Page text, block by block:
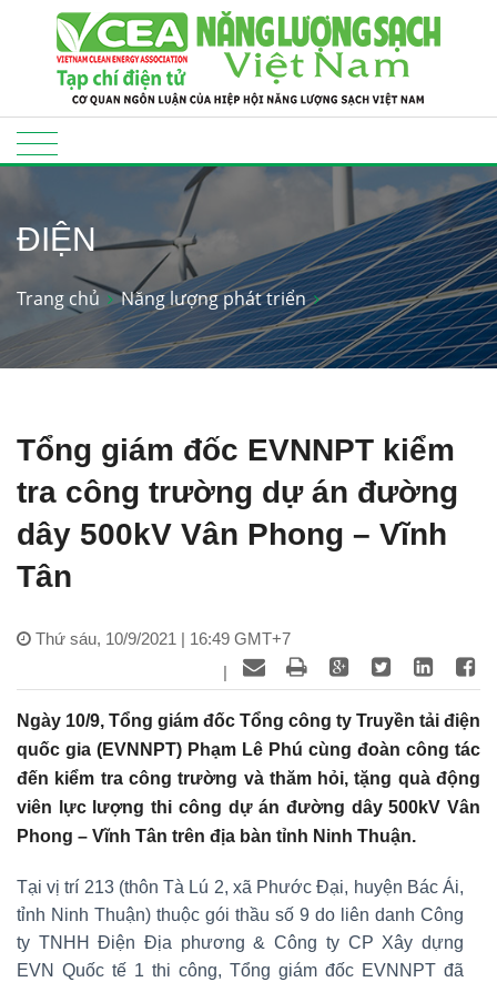
ĐIỆN
Trang chủ Năng lượng phát triển
Tổng giám đốc EVNNPT kiểm
tra công trường dự án đường
dây 500kV Vân Phong – Vĩnh
Tân
Thứ sáu, 10/9/2021 | 16:49 GMT+7
|
Ngày 10/9, Tổng giám đốc Tổng công ty Truyền tải điện
quốc gia (EVNNPT) Phạm Lê Phú cùng đoàn công tác
đến kiểm tra công trường và thăm hỏi, tặng quà động
viên lực lượng thi công dự án đường dây 500kV Vân
Phong – Vĩnh Tân trên địa bàn tỉnh Ninh Thuận.
Tại vị trí 213 (thôn Tà Lú 2, xã Phước Đại, huyện Bác Ái,
tỉnh Ninh Thuận) thuộc gói thầu số 9 do liên danh Công
ty TNHH Điện Địa phương & Công ty CP Xây dựng
EVN Quốc tế 1 thi công, Tổng giám đốc EVNNPT đã